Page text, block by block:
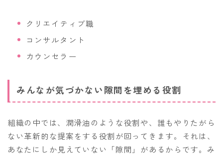
クリエイティブ職
コンサルタント
カウンセラー
みんなが気づかない隙間を埋める役割
組織の中では、潤滑油のような役割や、誰もやりたがら
ない革新的な提案をする役割が回ってきます。それは、
あなたにしか見えていない「隙間」があるからです。み